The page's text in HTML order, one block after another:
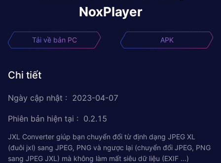
NoxPlayer
Tải về bản PC APK
Chi tiết
Ngày cập nhật : 2023-04-07
Phiên bản hiện tại : 0.2.15
JXL Converter giúp bạn chuyển đổi từ định dạng JPEG XL
(đuôi jxl) sang JPEG, PNG và ngược lại (chuyển đổi JPEG, PNG
sang JPEG JXL) mà không làm mất siêu dữ liệu (EXIF ...)